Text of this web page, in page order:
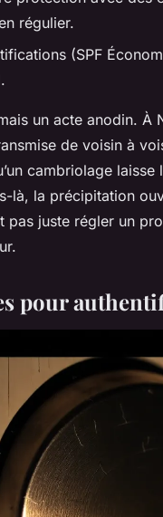
régulier.
(SPF
un acte anodin. À
de voisin à
cambriolage
là, la précipitation
pas juste régler un
pour